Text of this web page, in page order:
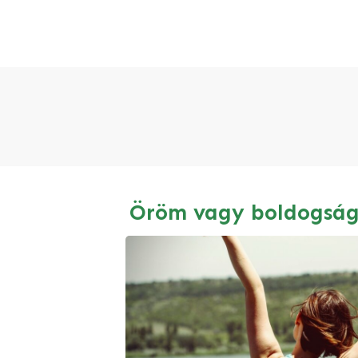
Öröm vagy